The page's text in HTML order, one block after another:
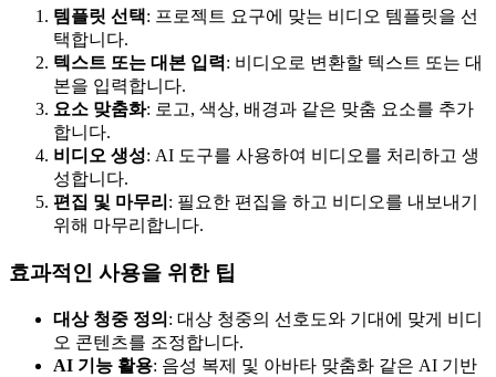
템플릿 선택: 프로젝트 요구에 맞는 비디오 템플릿을 선
택합니다.
텍스트 또는 대본 입력: 비디오로 변환할 텍스트 또는 대
본을 입력합니다.
요소 맞춤화: 로고, 색상, 배경과 같은 맞춤 요소를 추가
합니다.
비디오 생성: AI 도구를 사용하여 비디오를 처리하고 생
성합니다.
편집 및 마무리 : 필요한 편집을 하고 비디오를 내보내기
위해 마무리합니다.
효과적인 사용을 위한 팁
대상 청중 정의 : 대상 청중의 선호도와 기대에 맞게 비디
오 콘텐츠를 조정합니다.
AI 기능 활용: 음성 복제 및 아바타 맞춤화 같은 AI 기반